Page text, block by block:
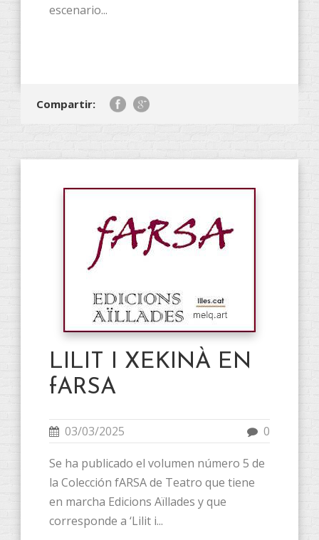
escenario...
Compartir:
LILIT I XEKINÀ EN
fARSA
03/03/2025 0
Se ha publicado el volumen número 5 de
la Colección fARSA de Teatro que tiene
en marcha Edicions Aïllades y que
corresponde a ‘Lilit i...